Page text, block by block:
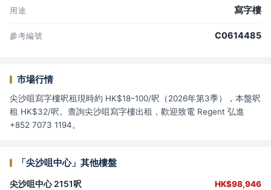
用途 寫字樓
參考編號 C0614485
市場行情
尖沙咀寫字樓呎租現時約 HK$18–100/呎（2026年第3季），本盤呎
租 HK$32/呎。查詢尖沙咀寫字樓出租，歡迎致電 Regent 弘進
+852 7073 1194。
「尖沙咀中心」其他樓盤
尖沙咀中心 2151呎 HK$98,946